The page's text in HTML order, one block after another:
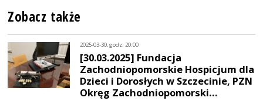
Zobacz także
2025-03-30, godz. 20:00
[30.03.2025] Fundacja
Zachodniopomorskie Hospicjum dla
Dzieci i Dorosłych w Szczecinie, PZN
Okręg Zachodniopomorski…